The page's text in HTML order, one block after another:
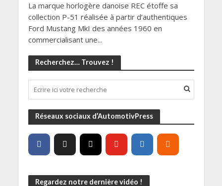
La marque horlogère danoise REC étoffe sa
collection P-51 réalisée à partir d’authentiques
Ford Mustang MkI des années 1960 en
commercialisant une...
Recherchez… Trouvez !
Réseaux sociaux d’AutomotivPress
Regardez notre dernière vidéo !